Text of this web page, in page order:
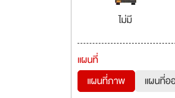
ไม่มี
แผนที่
แผนที่ภาพ
แผนที่อ